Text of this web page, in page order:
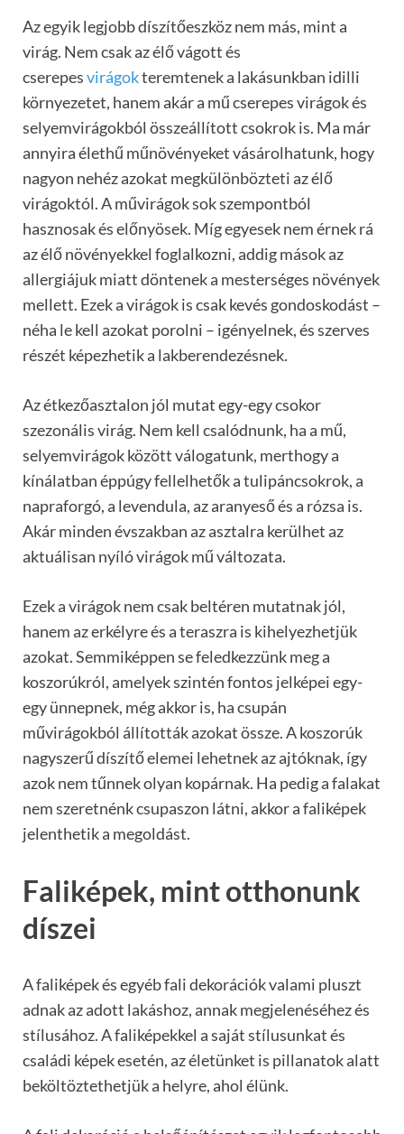
Az egyik legjobb díszítőeszköz nem más, mint a
virág. Nem csak az élő vágott és
cserepesvirágokteremtenek a lakásunkban idilli
környezetet, hanem akár a mű cserepes virágok és
selyemvirágokból összeállított csokrok is. Ma már
annyira élethű műnövényeket vásárolhatunk, hogy
nagyon nehéz azokat megkülönbözteti az élő
virágoktól. A művirágok sok szempontból
hasznosak és előnyösek. Míg egyesek nem érnek rá
az élő növényekkel foglalkozni, addig mások az
allergiájuk miatt döntenek a mesterséges növények
mellett. Ezek a virágok is csak kevés gondoskodást –
néha le kell azokat porolni – igényelnek, és szerves
részét képezhetik a lakberendezésnek.
Az étkezőasztalon jól mutat egy-egy csokor
szezonális virág. Nem kell csalódnunk, ha a mű,
selyemvirágok között válogatunk, merthogy a
kínálatban éppúgy fellelhetők a tulipáncsokrok, a
napraforgó, a levendula, az aranyeső és a rózsa is.
Akár minden évszakban az asztalra kerülhet az
aktuálisan nyíló virágok mű változata.
Ezek a virágok nem csak beltéren mutatnak jól,
hanem az erkélyre és a teraszra is kihelyezhetjük
azokat. Semmiképpen se feledkezzünk meg a
koszorúkról, amelyek szintén fontos jelképei egy-
egy ünnepnek, még akkor is, ha csupán
művirágokból állították azokat össze. A koszorúk
nagyszerű díszítő elemei lehetnek az ajtóknak, így
azok nem tűnnek olyan kopárnak. Ha pedig a falakat
nem szeretnénk csupaszon látni, akkor a faliképek
jelenthetik a megoldást.
Faliképek, mint otthonunk
díszei
A faliképek és egyéb fali dekorációk valami pluszt
adnak az adott lakáshoz, annak megjelenéséhez és
stílusához. A faliképekkel a saját stílusunkat és
családi képek esetén, az életünket is pillanatok alatt
beköltöztethetjük a helyre, ahol élünk.